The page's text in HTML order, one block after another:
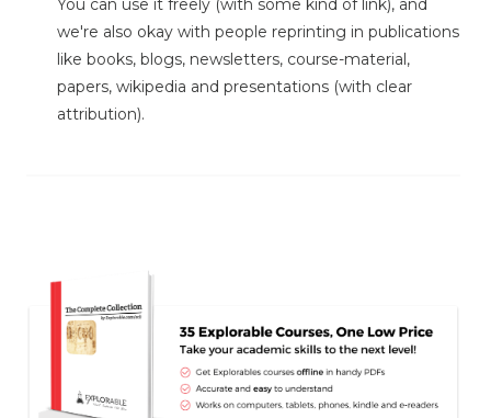
You can use it freely (with some kind of link), and
we're also okay with people reprinting in publications
like books, blogs, newsletters, course-material,
papers, wikipedia and presentations (with clear
attribution).